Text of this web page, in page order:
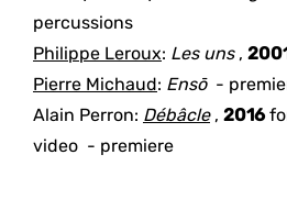
percussions
Philippe Leroux: Les uns,
Pierre Michaud: Ensō -
Alain Perron: Débâcle , 2016
video - premiere